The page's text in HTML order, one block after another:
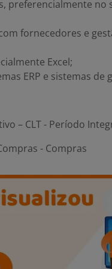
preferencialmente
fornecedores e
Excel;
ERP e sistemas de
– CLT - Período
- Compras